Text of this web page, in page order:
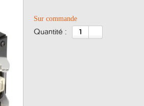
Sur commande
quantité :